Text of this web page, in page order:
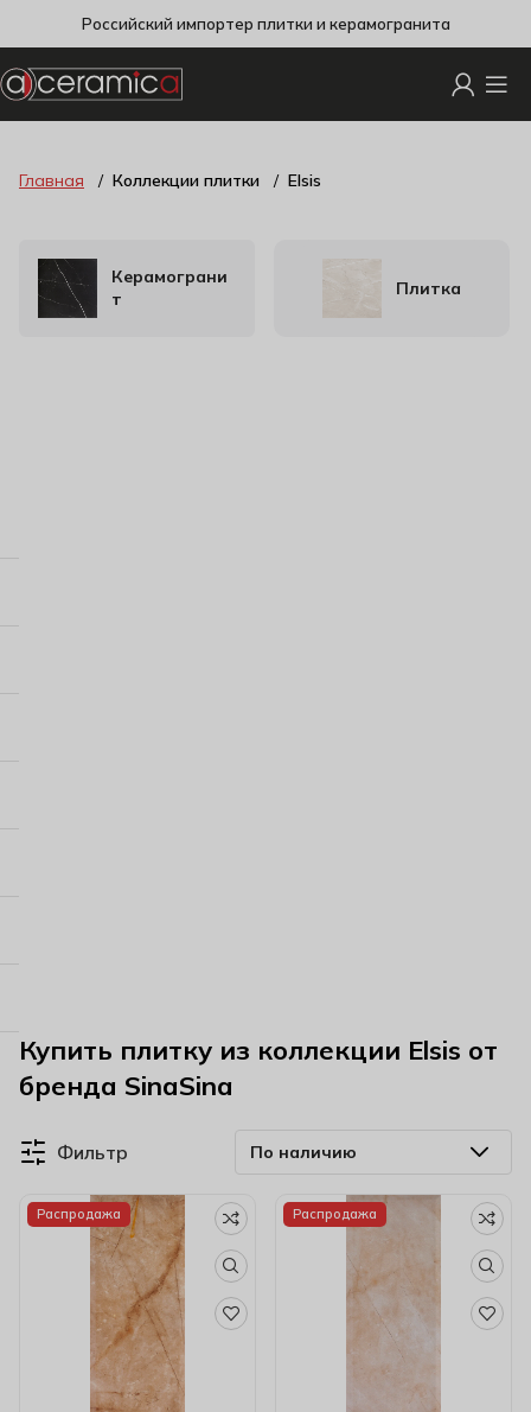
Российский импортер плитки и керамогранита
Главная Коллекции плитки Elsis
Керамограни
т
Плитка
Купить плитку из коллекции Elsis от
бренда SinaSina
Фильтр
Распродажа Распродажа